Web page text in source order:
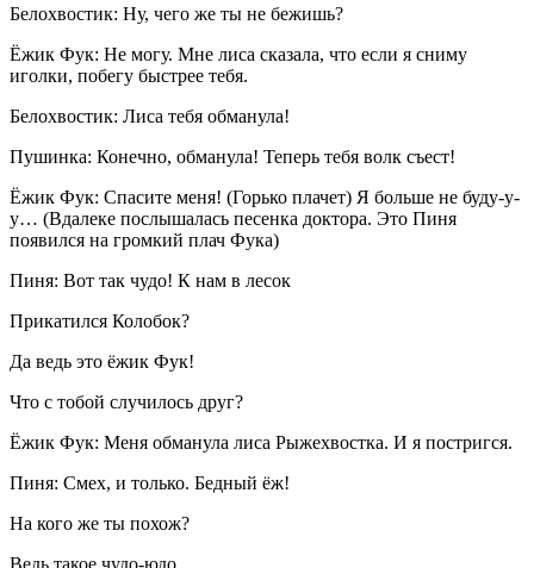
Белохвостик: Ну, чего же ты не бежишь?
Ёжик Фук: Не могу. Мне лиса сказала, что если я сниму
иголки, побегу быстрее тебя.
Белохвостик: Лиса тебя обманула!
Пушинка: Конечно, обманула! Теперь тебя волк съест!
Ёжик Фук: Спасите меня! (Горько плачет) Я больше не буду-у-
у… (Вдалеке послышалась песенка доктора. Это Пиня
появился на громкий плач Фука)
Пиня: Вот так чудо! К нам в лесок
Прикатился Колобок?
Да ведь это ёжик Фук!
Что с тобой случилось друг?
Ёжик Фук: Меня обманула лиса Рыжехвостка. И я постригся.
Пиня: Смех, и только. Бедный ёж!
На кого же ты похож?
Ведь такое чудо-юдо